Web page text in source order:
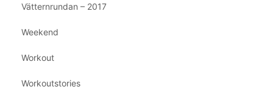
Vätternrundan – 2017
Weekend
Workout
Workoutstories